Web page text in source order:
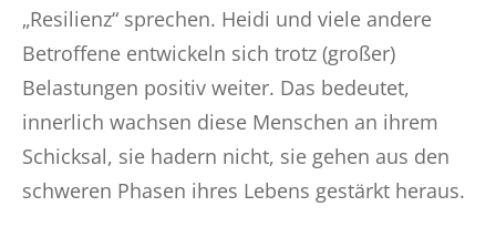
„Resilienz“ sprechen. Heidi und viele andere
Betroffene entwickeln sich trotz (großer)
Belastungen positiv weiter. Das bedeutet,
innerlich wachsen diese Menschen an ihrem
Schicksal, sie hadern nicht, sie gehen aus den
schweren Phasen ihres Lebens gestärkt heraus.